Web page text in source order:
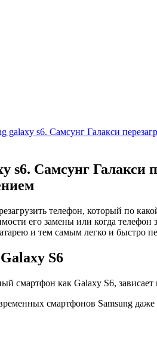
galaxy s6. Самсунг Галакси
s6. Самсунг
телефон, который по
его замены или когда
и тем самым легко и быстро
S6
смартфон как Galaxy S6,
смартфонов Samsung